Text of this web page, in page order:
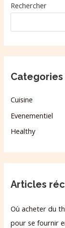
Rechercher
Categories
Cuisine
Evenementiel
Healthy
Articles
Où acheter du
pour se fournir